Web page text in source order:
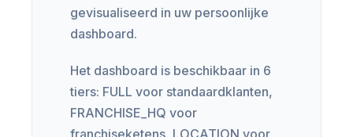
gevisualiseerd in uw persoonlijke
dashboard.
Het dashboard is beschikbaar in 6
tiers: FULL voor standaardklanten,
FRANCHISE_HQ voor
franchiseketens, LOCATION voor